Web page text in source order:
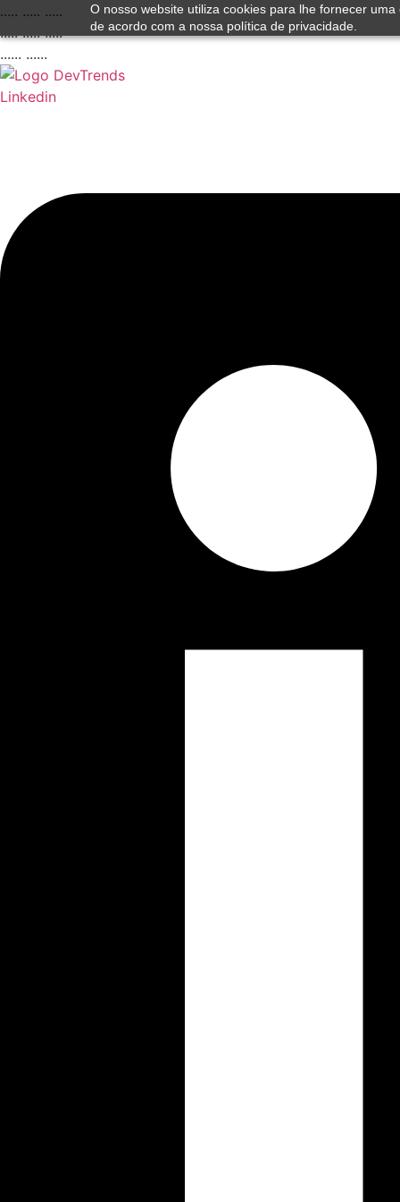
O nosso website utiliza cookies para lhe fornecer
de acordo com a nossa política de privacidade.
..... ..... .....
..... ..... .....
...... ......
para
o
Linkedin